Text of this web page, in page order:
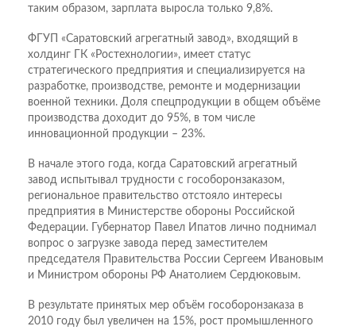
таким образом, зарплата выросла только 9,8%.
ФГУП «Саратовский агрегатный завод», входящий в
холдинг ГК «Ростехнологии», имеет статус
стратегического предприятия и специализируется на
разработке, производстве, ремонте и модернизации
военной техники. Доля спецпродукции в общем объёме
производства доходит до 95%, в том числе
инновационной продукции – 23%.
В начале этого года, когда Саратовский агрегатный
завод испытывал трудности с гособоронзаказом,
региональное правительство отстояло интересы
предприятия в Министерстве обороны Российской
Федерации. Губернатор Павел Ипатов лично поднимал
вопрос о загрузке завода перед заместителем
председателя Правительства России Сергеем Ивановым
и Министром обороны РФ Анатолием Сердюковым.
В результате принятых мер объём гособоронзаказа в
2010 году был увеличен на 15%, рост промышленного